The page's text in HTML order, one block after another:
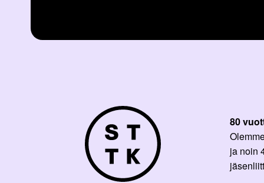
80
ja noin